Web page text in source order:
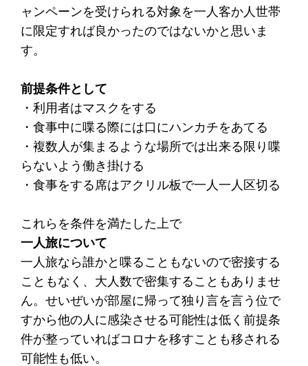
ャンペーンを受けられる対象を一人客か人世帯
に限定すれば良かったのではないかと思いま
す。
前提条件として
・利用者はマスクをする
・食事中に喋る際には口にハンカチをあてる
・複数人が集まるような場所では出来る限り喋
らないよう働き掛ける
・食事をする席はアクリル板で一人一人区切る
これらを条件を満たした上で
一人旅について
一人旅なら誰かと喋ることもないので密接する
こともなく、大人数で密集することもありませ
ん。せいぜいが部屋に帰って独り言を言う位で
すから他の人に感染させる可能性は低く前提条
件が整っていればコロナを移すことも移される
可能性も低い。